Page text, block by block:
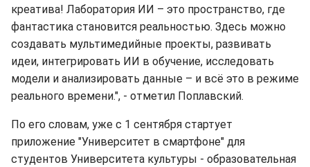
креатива! Лаборатория ИИ – это пространство, где
фантастика становится реальностью. Здесь можно
создавать мультимедийные проекты, развивать
идеи, интегрировать ИИ в обучение, исследовать
модели и анализировать данные – и всё это в режиме
реального времени.", - отметил Поплавский.
По его словам, уже с 1 сентября стартует
приложение "Университет в смартфоне" для
студентов Университета культуры - образовательная